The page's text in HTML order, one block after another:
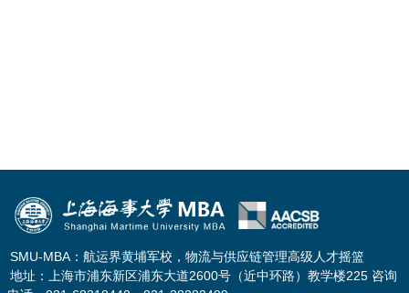
SMU-MBA：航运界黄埔军校，物流与供应链管理高级人才摇篮
地址：上海市浦东新区浦东大道2600号（近中环路）教学楼225 咨询